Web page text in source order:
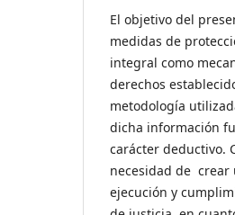
El objetivo del
medidas de
integral como
derechos
metodología
dicha información
carácter deductivo.
necesidad de crear
ejecución y